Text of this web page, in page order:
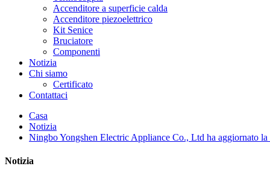
Accenditore a superficie calda
Accenditore piezoelettrico
Kit Senice
Bruciatore
Componenti
Notizia
Chi siamo
Certificato
Contattaci
Casa
Notizia
Ningbo Yongshen Electric Appliance Co., Ltd ha aggiornato
Notizia